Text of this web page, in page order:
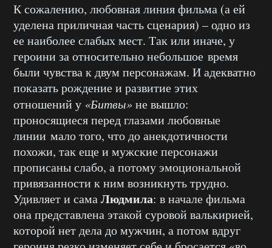
К сожалению, любовная линия фильма (а ей
уделена приличная часть сценария) – одно из
еенаиболее слабых мест. Так или иначе, у
героини за относительно небольшое время
были чувства к двум персонажам. И адекватно
показать рождение и развитие этих
отношений у «Битвы»не вышло:
проносящиеся перед глазами любовные
линии мало того, что до анекдотичности
похожи, такещеи мужские персонажи
прописаны слабо, а потому эмоциональной
привязанности к ним возникнуть трудно.
Удивляет и самаЛюдмила: в начале фильма
она представлена этакой суровой валькирией,
которой нет дела до мужчин, а потом вдруг